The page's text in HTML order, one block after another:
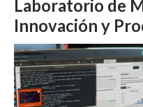
Laboratorio de
Innovación y